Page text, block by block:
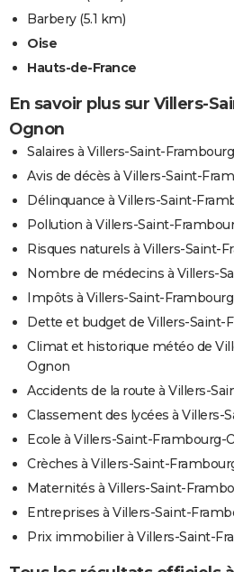
Barbery(5.1 km)
Oise
Hauts-de-France
En savoir plus sur Villers-
Ognon
Salaires à Villers-Saint-
Avis de décès à Villers-Saint-
Délinquance à Villers-Saint-
Pollution à Villers-Saint-
Risques naturels à Villers-Saint-
Nombre de médecins à Villers-
Impôts à Villers-Saint-
Dette et budget de Villers-Saint-
Climat et historique météo de
Ognon
Accidents de la route à Villers-
Classement des lycées à Villers-
Ecole à Villers-Saint-Frambourg-
Crèches à Villers-Saint-
Maternités à Villers-Saint-
Entreprises à Villers-Saint-
Prix immobilier à Villers-Saint-